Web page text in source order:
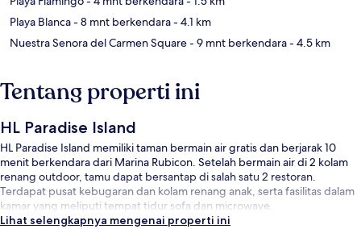
Playa Blanca- 8 mnt berkendara- 4.1 km
Nuestra Senora del Carmen Square- 9 mnt berkendara- 4.5 km
Tentang properti ini
HL Paradise Island
HL Paradise Island memiliki taman bermain air gratis dan berjarak 10
menit berkendara dari Marina Rubicon. Setelah bermain air di 2 kolam
renang outdoor, tamu dapat bersantap di salah satu 2 restoran.
Terdapat pusat kebugaran dan kolam renang anak, serta fasilitas dalam
kamar yang meliputi tempat tidur sofa dan microwave.
Lihat selengkapnya mengenai properti ini